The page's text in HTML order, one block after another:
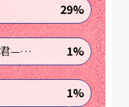
29%
《转生到异世界成为嘉庆君—发现我的祖先是诈骗集团!?》 1%
1%